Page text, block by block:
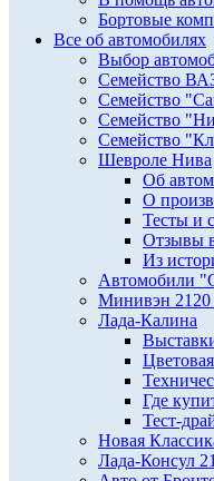
Бортовые
Все об автомобилях
Выбор
Семейство
Семейство
Семейство
Семейство
Шевроле Нива
Об
О
Тесты и
Отзывы
Из
Автомобили
Минивэн 2120
Лада-Калина
Где
Тест-
Новая
Лада-Консул